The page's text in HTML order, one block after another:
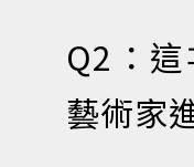
Q2：
藝術家